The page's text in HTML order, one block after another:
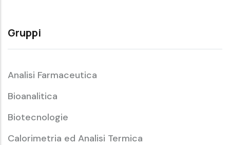
Gruppi
Analisi Farmaceutica
Bioanalitica
Biotecnologie
Calorimetria ed Analisi Termica